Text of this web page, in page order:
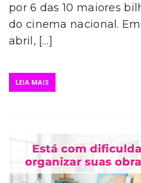
por 6 das 10 maiores
do cinema nacional.
abril, […]
LEIA MAIS